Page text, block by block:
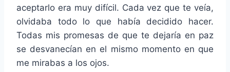
aceptarlo era muy difícil. Cada vez que te veía,
olvidaba todo lo que había decidido hacer.
Todas mis promesas de que te dejaría en paz
se desvanecían en el mismo momento en que
me mirabas a los ojos.